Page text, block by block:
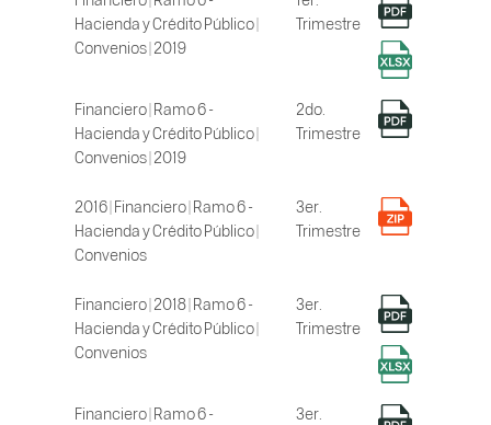
Hacienda y Crédito Público |
Convenios | 2019
Trimestre
Financiero | Ramo 6 -
Hacienda y Crédito Público |
Convenios | 2019
2do.
Trimestre
2016 | Financiero | Ramo 6 -
Hacienda y Crédito Público |
Convenios
3er.
Trimestre
Financiero | 2018 | Ramo 6 -
Hacienda y Crédito Público |
Convenios
3er.
Trimestre
Financiero | Ramo 6 -
3er.